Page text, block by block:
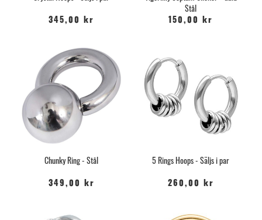
345,00 kr
Stål
150,00 kr
Chunky Ring - Stål
349,00 kr
5 Rings Hoops - Säljs i par
260,00 kr